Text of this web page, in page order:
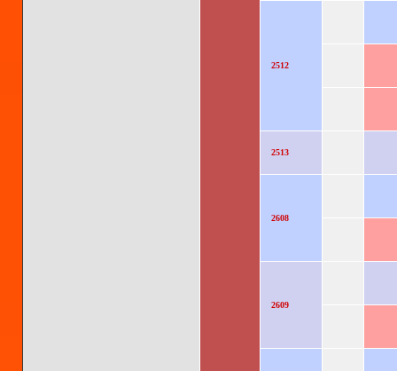
2512
2513
2608
2609